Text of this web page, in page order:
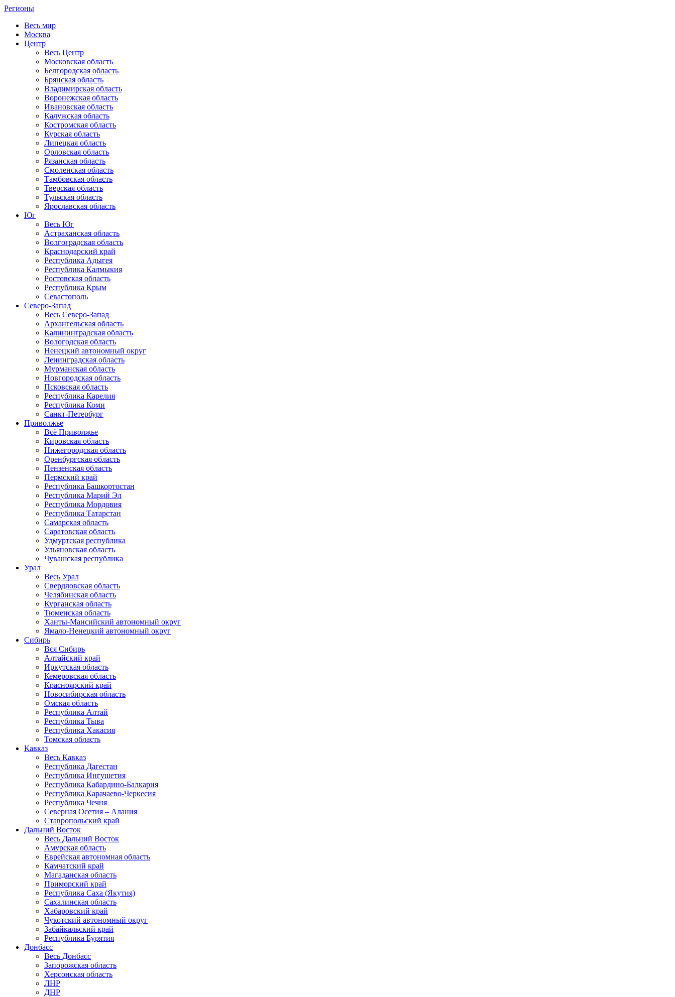
Регионы
Весь мир
Москва
Центр
Весь Центр
Московская область
Белгородская область
Брянская область
Владимирская область
Воронежская область
Ивановская область
Калужская область
Костромская область
Курская область
Липецкая область
Орловская область
Рязанская область
Смоленская область
Тамбовская область
Тверская область
Тульская область
Ярославская область
Юг
Весь Юг
Астраханская область
Волгоградская область
Краснодарский край
Республика Адыгея
Республика Калмыкия
Ростовская область
Республика Крым
Севастополь
Северо-Запад
Весь Северо-Запад
Архангельская область
Калининградская область
Вологодская область
Ненецкий автономный округ
Ленинградская область
Мурманская область
Новгородская область
Псковская область
Республика Карелия
Республика Коми
Санкт-Петербург
Приволжье
Всё Приволжье
Кировская область
Нижегородская область
Оренбургская область
Пензенская область
Пермский край
Республика Башкортостан
Республика Марий Эл
Республика Мордовия
Республика Татарстан
Самарская область
Саратовская область
Удмуртская республика
Ульяновская область
Чувашская республика
Урал
Весь Урал
Свердловская область
Челябинская область
Курганская область
Тюменская область
Ханты-Мансийский автономный округ
Ямало-Ненецкий автономный округ
Сибирь
Вся Сибирь
Алтайский край
Иркутская область
Кемеровская область
Красноярский край
Новосибирская область
Омская область
Республика Алтай
Республика Тыва
Республика Хакасия
Томская область
Кавказ
Весь Кавказ
Республика Дагестан
Республика Ингушетия
Республика Кабардино-Балкария
Республика Карачаево-Черкесия
Республика Чечня
Северная Осетия – Алания
Ставропольский край
Дальний Восток
Весь Дальний Восток
Амурская область
Еврейская автономная область
Камчатский край
Магаданская область
Приморский край
Республика Саха (Якутия)
Сахалинская область
Хабаровский край
Чукотский автономный округ
Забайкальский край
Республика Бурятия
Донбасс
Весь Донбасс
Запорожская область
Херсонская область
ЛНР
ДНР